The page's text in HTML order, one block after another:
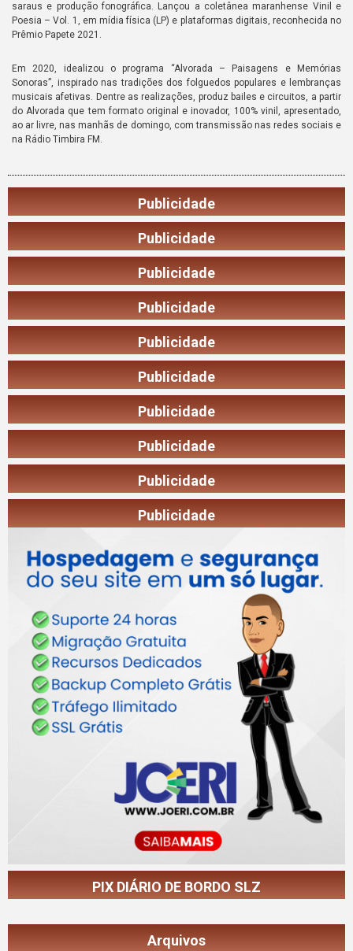
saraus e produção fonográfica. Lançou a coletânea maranhense Vinil e
Poesia – Vol. 1, em mídia física (LP) e plataformas digitais, reconhecida no
Prêmio Papete 2021.
Em 2020, idealizou o programa “Alvorada – Paisagens e Memórias
Sonoras”, inspirado nas tradições dos folguedos populares e lembranças
musicais afetivas. Dentre as realizações, produz bailes e circuitos, a partir
do Alvorada que tem formato original e inovador, 100% vinil, apresentado,
ao ar livre, nas manhãs de domingo, com transmissão nas redes sociais e
na Rádio Timbira FM.
Publicidade
Publicidade
Publicidade
Publicidade
Publicidade
Publicidade
Publicidade
Publicidade
Publicidade
Publicidade
PIX DIÁRIO DE BORDO SLZ
Arquivos